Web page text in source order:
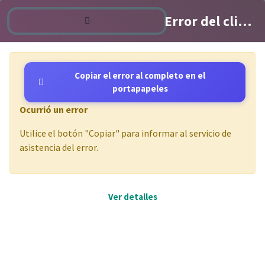
it@etc-corpocrea.odoo.com
Contáctenos
Eventos
Próximos eventos
Error del cliente de Odoo
Copiar el error al completo en el
portapapeles
Ocurrió un error
Utilice el botón "Copiar" para informar al servicio de
asistencia del error.
Ver detalles